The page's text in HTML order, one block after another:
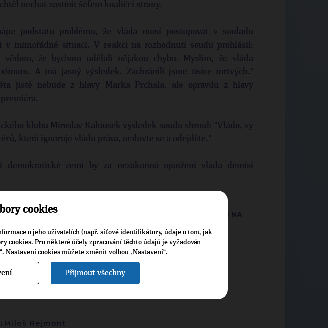
nechat zastínit šéfem koaliční strany.
podstatu problému, že vláda musí postupovat v souladu
v mimořádné situaci. V reakci na rozhodnutí soudu prohlásil:
vědom, že bychom udělali nějakou chybu. Myslím, že vláda
A má jasný výsledek. Zachránili jsme tisíce mrtvých."
jistě nebude z hlavy Marka Prchala, ale opravdu z hlavy
klubu Miroslav Kalousek výsledek soudu shrnul: "Vládo, vy
která ignoruje vládu práva, omluvte se a odejděte."
demokratické zemi by za nezákonná opatření vláda demisi
REJMONT, ČLEN TOP 09 SEMILY A LÉKAŘ SE ZAMĚŘENÍM NA
Miloš Rejmont
cookies
o jeho uživatelích (např. síťové identifikátory, údaje o tom, jak
cookies. Pro některé účely zpracování těchto údajů je vyžadován
cookies můžete změnit volbou „Nastavení“.
Přijmout všechny